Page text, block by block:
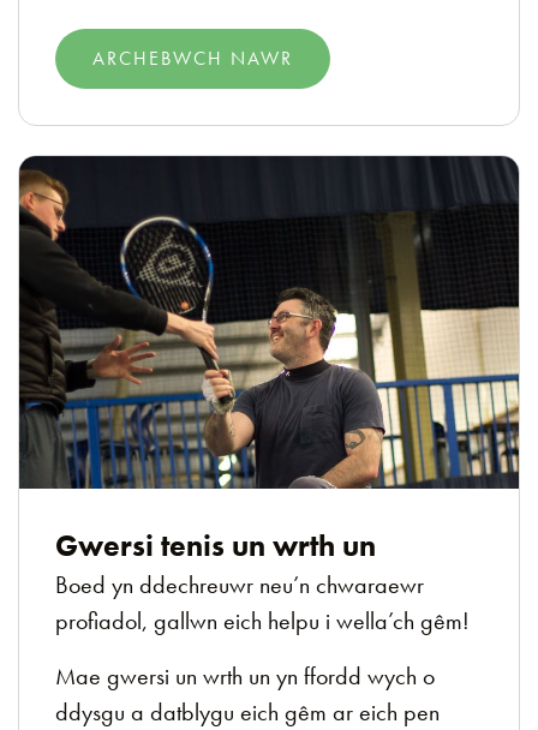
ARCHEBWCH NAWR
Gwersi tenis un wrth un
Boed yn ddechreuwr neu’n chwaraewr
profiadol, gallwn eich helpu i wella’ch gêm!
Mae gwersi un wrth un yn ffordd wych o
ddysgu a datblygu eich gêm ar eich pen